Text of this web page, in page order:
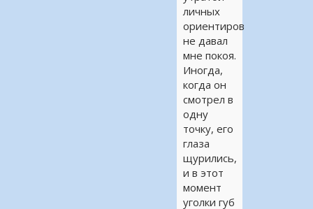
личных
ориентиров
не давал
мне покоя.
Иногда,
когда он
смотрел в
одну
точку, его
глаза
щурились,
и в этот
момент
уголки губ